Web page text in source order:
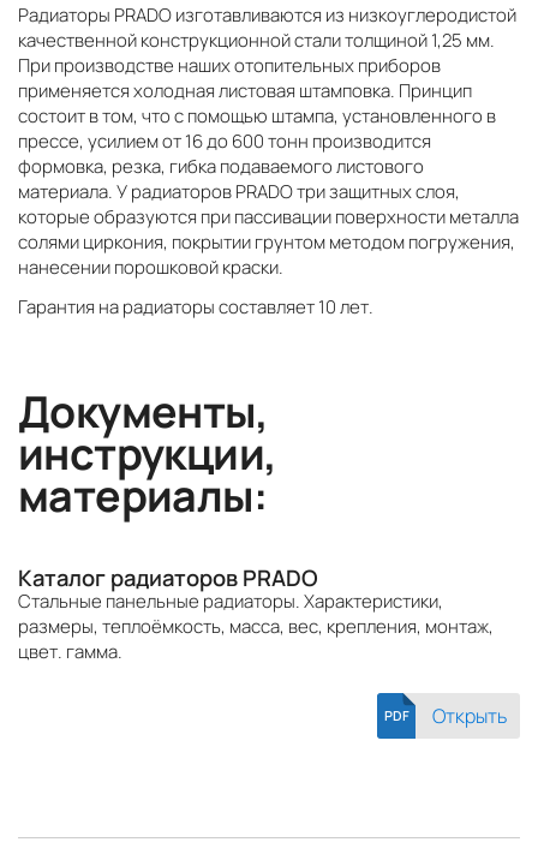
Радиаторы PRADO изготавливаются из низкоуглеродистой
качественной конструкционной стали толщиной 1,25 мм.
При производстве наших отопительных приборов
применяется холодная листовая штамповка. Принцип
состоит в том, что с помощью штампа, установленного в
прессе, усилием от 16 до 600 тонн производится
формовка, резка, гибка подаваемого листового
материала. У радиаторов PRADO три защитных слоя,
которые образуются при пассивации поверхности металла
солями циркония, покрытии грунтом методом погружения,
нанесении порошковой краски.
Гарантия на радиаторы составляет 10 лет.
Документы,
инструкции,
материалы:
Каталог радиаторов PRADO
Стальные панельные радиаторы. Характеристики,
размеры, теплоёмкость, масса, вес, крепления, монтаж,
цвет. гамма.
PDF Открыть